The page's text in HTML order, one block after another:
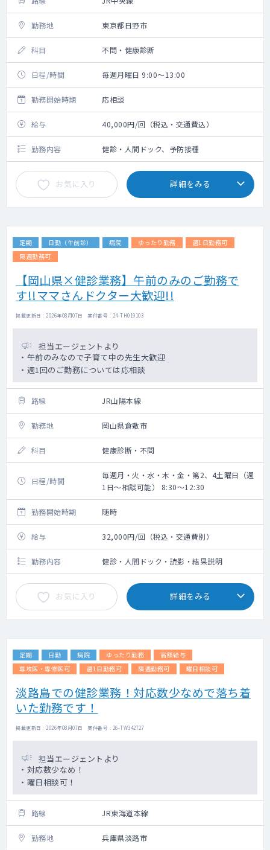
勤務地 東京都日野市
科目 不問・健康診断
日程/時間 毎週月曜日 9:00～13:00
勤務開始時期 応相談
給与 40,000円/回（税込・交通費込）
勤務内容 健診・人間ドック、予防接種
お気に入り 詳細をみる
定期 日勤（午前診） 病院 ゆったり勤務
週1日勤務可
隔週勤務可
【岡山県×健診業務】午前のみのご勤務で
す!!ママさんドクター大歓迎!!
掲載更新日 : 2026年08月07日 案件番号 : 24-TH019103
担当エージェントより
・午前のみなので子育て中の先生大歓迎
・週1回のご勤務については応相談
路線 JR山陽本線
勤務地 岡山県倉敷市
科目 健康診断・不問
日程/時間
毎週月・火・水・木・金・第2、4土曜日（週
1日～相談可能） 8:30～12:30
勤務開始時期 随時
給与 32,000円/回（税込・交通費別）
勤務内容 健診・人間ドック・読影・結果説明
お気に入り 詳細をみる
定期 日勤 病院 ゆったり勤務
高額給与
専攻医・専修医可
週1日勤務可 隔週勤務可 曜日相談可
淡路島での健診業務！対応数少なめで落ち着
いた勤務です！
掲載更新日 : 2026年08月07日 案件番号 : 26-TW342727
担当エージェントより
・対応数少なめ！
・曜日相談可！
路線 JR東海道本線
勤務地 兵庫県淡路市